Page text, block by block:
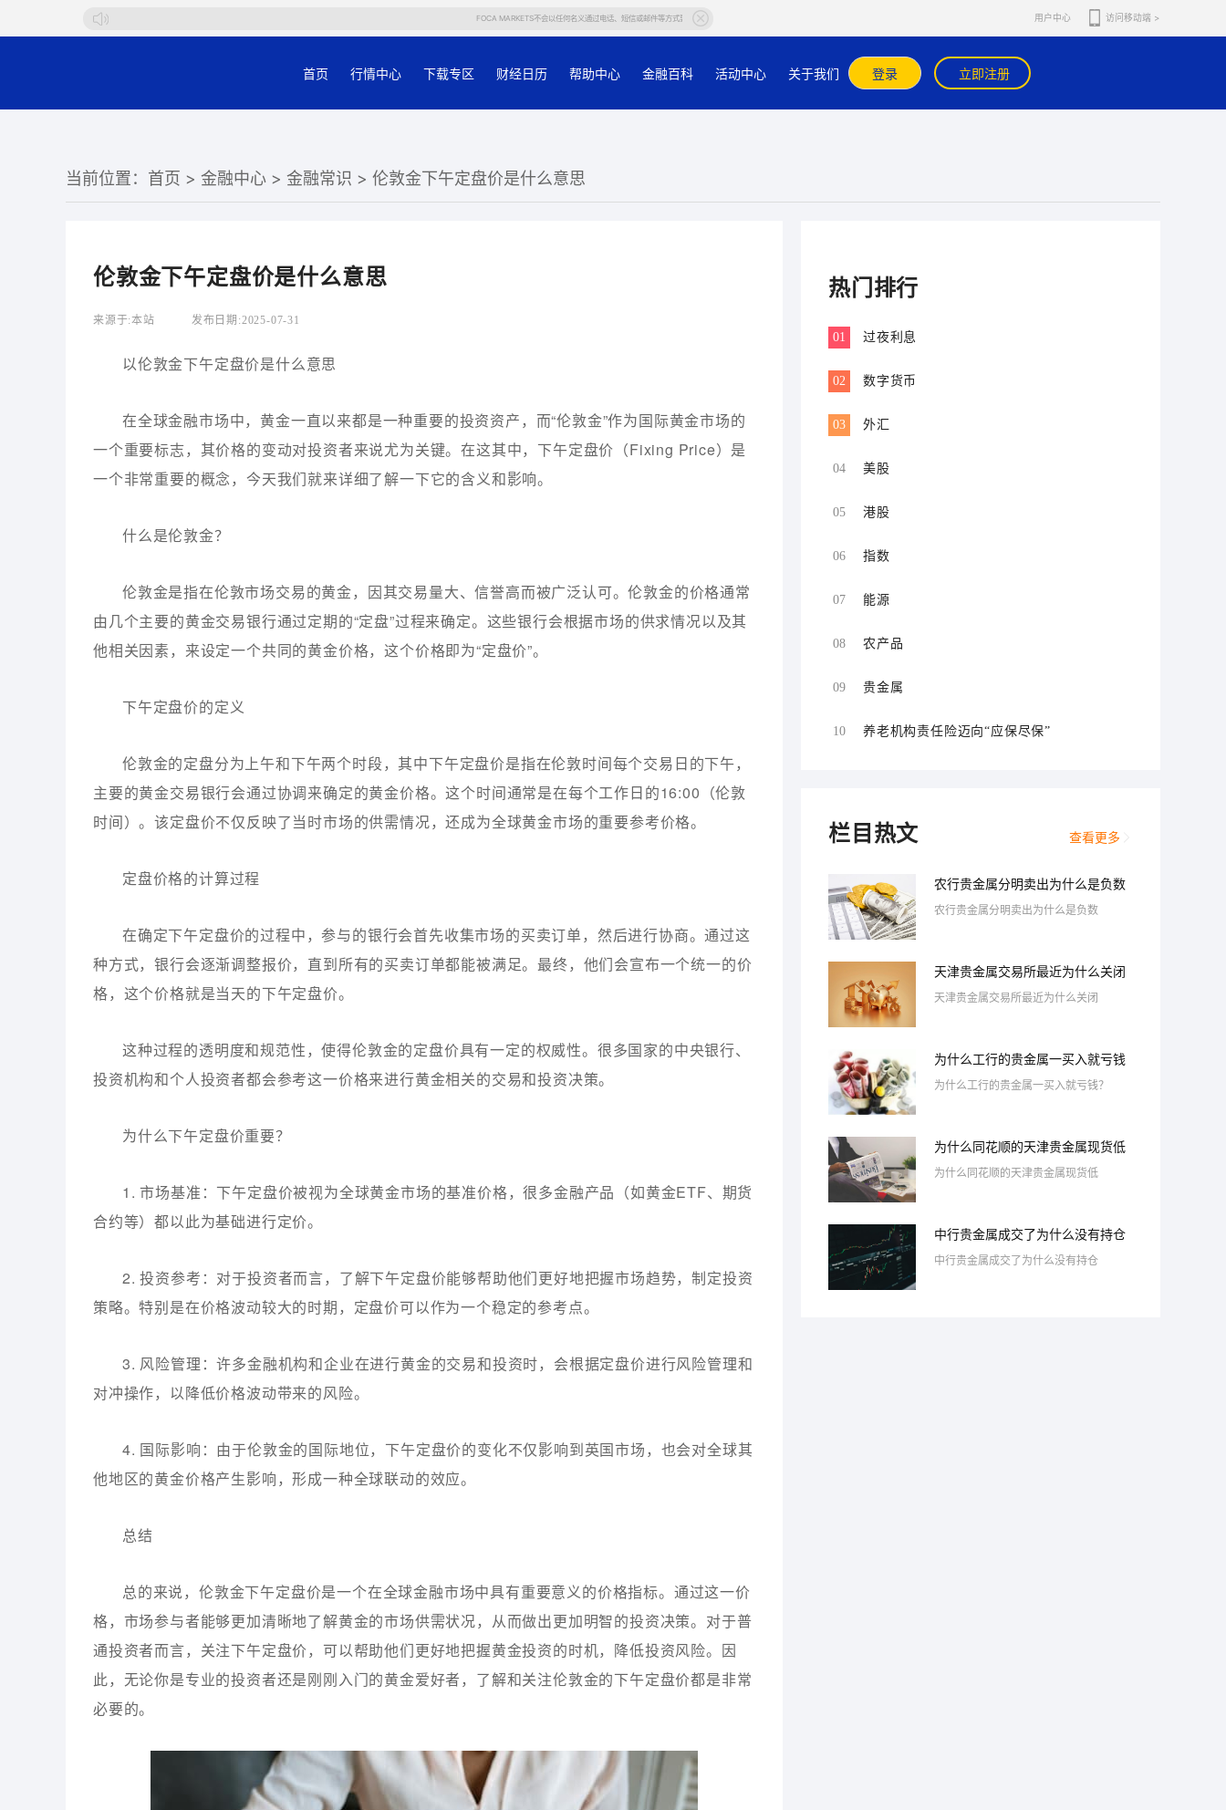
FOCA MARKETS不会以任何名义通过电话、短信或邮件等方式要求客户提供帐户等个人信息，若有任何疑问，请在官网或官方APP内咨询在线客服核实。 用户中心 访问移动端 >
首页 行情中心 下载专区 财经日历 帮助中心 金融百科 活动中心 关于我们 登录 立即注册
当前位置： 首页 > 金融中心 > 金融常识 > 伦敦金下午定盘价是什么意思
伦敦金下午定盘价是什么意思
来源于:本站 发布日期:2025-07-31
以伦敦金下午定盘价是什么意思
在全球金融市场中，黄金一直以来都是一种重要的投资资产，而“伦敦金”作为国际黄金市场的
一个重要标志，其价格的变动对投资者来说尤为关键。在这其中，下午定盘价（Fixing Price）是
一个非常重要的概念，今天我们就来详细了解一下它的含义和影响。
什么是伦敦金？
伦敦金是指在伦敦市场交易的黄金，因其交易量大、信誉高而被广泛认可。伦敦金的价格通常
由几个主要的黄金交易银行通过定期的“定盘”过程来确定。这些银行会根据市场的供求情况以及其
他相关因素，来设定一个共同的黄金价格，这个价格即为“定盘价”。
下午定盘价的定义
伦敦金的定盘分为上午和下午两个时段，其中下午定盘价是指在伦敦时间每个交易日的下午，
主要的黄金交易银行会通过协调来确定的黄金价格。这个时间通常是在每个工作日的16:00（伦敦
时间）。该定盘价不仅反映了当时市场的供需情况，还成为全球黄金市场的重要参考价格。
定盘价格的计算过程
在确定下午定盘价的过程中，参与的银行会首先收集市场的买卖订单，然后进行协商。通过这
种方式，银行会逐渐调整报价，直到所有的买卖订单都能被满足。最终，他们会宣布一个统一的价
格，这个价格就是当天的下午定盘价。
这种过程的透明度和规范性，使得伦敦金的定盘价具有一定的权威性。很多国家的中央银行、
投资机构和个人投资者都会参考这一价格来进行黄金相关的交易和投资决策。
为什么下午定盘价重要？
1. 市场基准：下午定盘价被视为全球黄金市场的基准价格，很多金融产品（如黄金ETF、期货
合约等）都以此为基础进行定价。
2. 投资参考：对于投资者而言，了解下午定盘价能够帮助他们更好地把握市场趋势，制定投资
策略。特别是在价格波动较大的时期，定盘价可以作为一个稳定的参考点。
3. 风险管理：许多金融机构和企业在进行黄金的交易和投资时，会根据定盘价进行风险管理和
对冲操作，以降低价格波动带来的风险。
4. 国际影响：由于伦敦金的国际地位，下午定盘价的变化不仅影响到英国市场，也会对全球其
他地区的黄金价格产生影响，形成一种全球联动的效应。
总结
总的来说，伦敦金下午定盘价是一个在全球金融市场中具有重要意义的价格指标。通过这一价
格，市场参与者能够更加清晰地了解黄金的市场供需状况，从而做出更加明智的投资决策。对于普
通投资者而言，关注下午定盘价，可以帮助他们更好地把握黄金投资的时机，降低投资风险。因
此，无论你是专业的投资者还是刚刚入门的黄金爱好者，了解和关注伦敦金的下午定盘价都是非常
必要的。
热门排行
01 过夜利息
02 数字货币
03 外汇
04 美股
05 港股
06 指数
07 能源
08 农产品
09 贵金属
10 养老机构责任险迈向“应保尽保”
栏目热文 查看更多
农行贵金属分明卖出为什么是负数
农行贵金属分明卖出为什么是负数
天津贵金属交易所最近为什么关闭
天津贵金属交易所最近为什么关闭
为什么工行的贵金属一买入就亏钱
为什么工行的贵金属一买入就亏钱？
为什么同花顺的天津贵金属现货低
为什么同花顺的天津贵金属现货低
中行贵金属成交了为什么没有持仓
中行贵金属成交了为什么没有持仓